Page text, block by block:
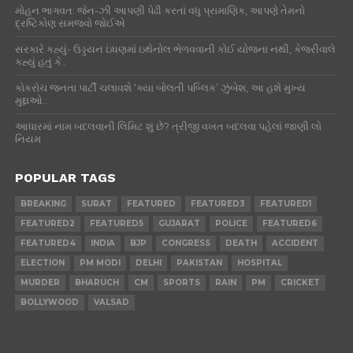
મોહન ભાગવત: જેન-ઝી આપણી પેઢી કરતાં વધુ પ્રામાણિક, આપણે તેમનો
દ્રષ્ટિકોણ સમજવો જોઈએ
સરકારે કહ્યું- ઉડ્ડયન ઇંધણમાં ઇથેનોલ ભેળવવાની કોઈ યોજના નથી, કેજરીવાલે
કહ્યું હતું કે..
કોકરોચ જનતા પાર્ટી ચલાવશે ‘ક્યા બોલતી પબ્લિક’ ઝુંબેશ, આ હશે મુખ્ય
મુદ્દાઓ..
આધારમાં નામ બદલવાની લિમિટ શું છે? ત્રીજી વખત બદલવા પહેલાં જાણી લો
નિયમ
POPULAR TAGS
BREAKING SURAT FEATURED FEATURED3
FEATURED1
FEATURED2
FEATURED5 GUJARAT POLICE
FEATURED6
FEATURED4
INDIA BJP CONGRESS DEATH
ACCIDENT
ELECTION
PM MODI DELHI PAKISTAN
HOSPITAL
MURDER
BHARUCH CM SPORTS RAIN PM
CRICKET
BOLLYWOOD
VALSAD